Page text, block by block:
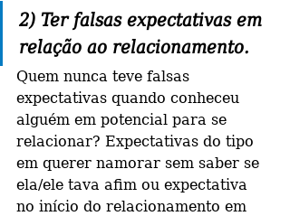
2) Ter falsas expectativas em
relação ao relacionamento.
Quem nunca teve falsas
expectativas quando conheceu
alguém em potencial para se
relacionar? Expectativas do tipo
em querer namorar sem saber se
ela/ele tava afim ou expectativa
no início do relacionamento em